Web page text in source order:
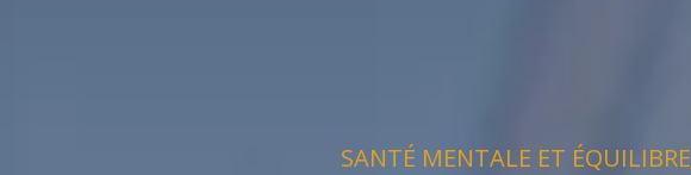
SANTÉ MENTALE ET ÉQUILIBRE